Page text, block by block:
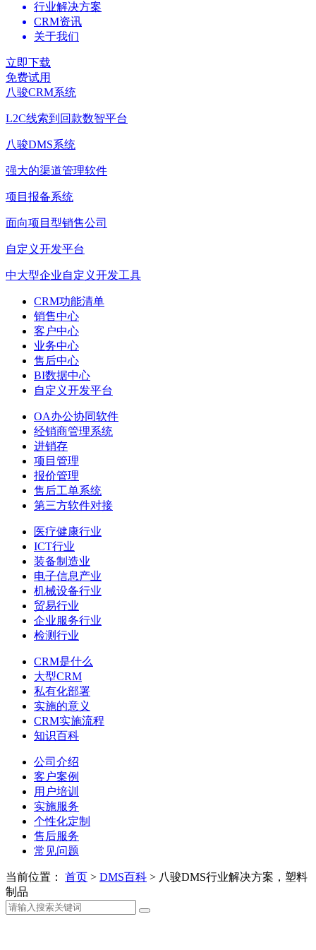
行业解决方案
CRM资讯
关于我们
立即下载
免费试用
八骏CRM系统
L2C线索到回款数智平台
八骏DMS系统
强大的渠道管理软件
项目报备系统
面向项目型销售公司
自定义开发平台
中大型企业自定义开发工具
CRM功能清单
销售中心
客户中心
业务中心
售后中心
BI数据中心
自定义开发平台
OA办公协同软件
经销商管理系统
进销存
项目管理
报价管理
售后工单系统
第三方软件对接
医疗健康行业
ICT行业
装备制造业
电子信息产业
机械设备行业
贸易行业
企业服务行业
检测行业
CRM是什么
大型CRM
私有化部署
实施的意义
CRM实施流程
知识百科
公司介绍
客户案例
用户培训
实施服务
个性化定制
售后服务
常见问题
当前位置： 首页 > DMS百科 > 八骏DMS行业解决方案，塑料
制品